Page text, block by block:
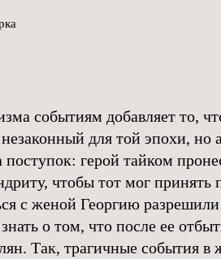
событиям добавляет то,
для той эпохи, но
поступок: герой тайком
чтобы тот мог принять
с женой Георгию
о том, что после ее
Так, трагичные события